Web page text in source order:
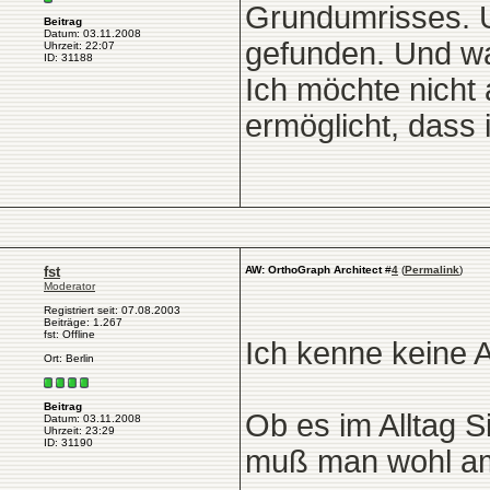
Beitrag
Datum: 03.11.2008
Uhrzeit: 22:07
ID: 31188
Grundumrisses.
gefunden. Und
Ich möchte nicht
ermöglicht, dass
fst
Moderator
Registriert seit: 07.08.2003
Beiträge: 1.267
fst: Offline
Ort: Berlin
Beitrag
Datum: 03.11.2008
Uhrzeit: 23:29
ID: 31190
AW: OrthoGraph Architect#4 (Permalink)
Ich kenne keine
Ob es im Alltag
muß man wohl